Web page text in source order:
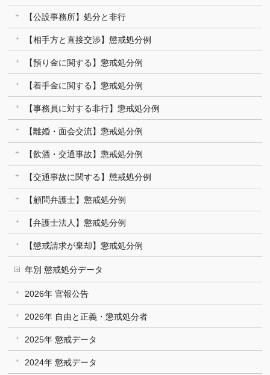
【公設事務所】処分と非行
【相手方と直接交渉】懲戒処分例
【預り金に関する】懲戒処分例
【着手金に関する】懲戒処分例
【事務員に対する非行】懲戒処分例
【離婚・面会交流】懲戒処分例
【飲酒・交通事故】懲戒処分例
【交通事故に関する】懲戒処分例
【顧問弁護士】懲戒処分例
【弁護士法人】懲戒処分例
【懲戒請求が棄却】懲戒処分例
年別 懲戒処分データ
2026年 官報公告
2026年 自由と正義・懲戒処分者
2025年 懲戒データ
2024年 懲戒データ